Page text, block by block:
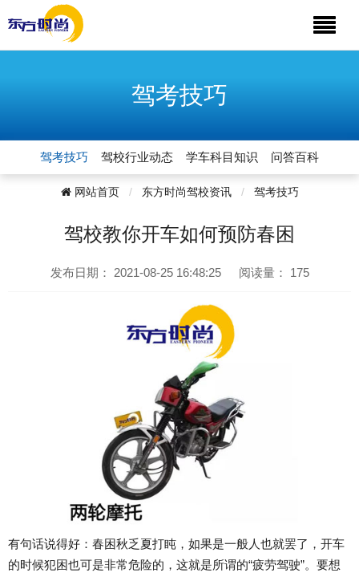
驾考技巧
驾考技巧 驾校行业动态 学车科目知识 问答百科
网站首页 东方时尚驾校资讯 驾考技巧
驾校教你开车如何预防春困
发布日期： 2021-08-25 16:48:25 阅读量： 175
有句话说得好：春困秋乏夏打盹，如果是一般人也就罢了，开车
的时候犯困也可是非常危险的，这就是所谓的“疲劳驾驶”。要想